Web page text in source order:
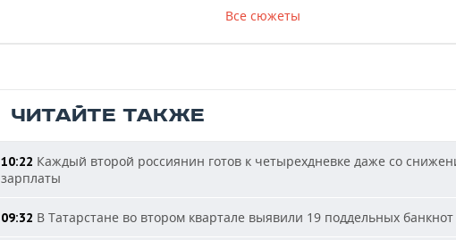
Все сюжеты
ЧИТАЙТЕ ТАКЖЕ
10:22 Каждый второй россиянин готов к четырехдневке даже со
зарплаты
09:32 В Татарстане во втором квартале выявили 19 поддельных банкнот